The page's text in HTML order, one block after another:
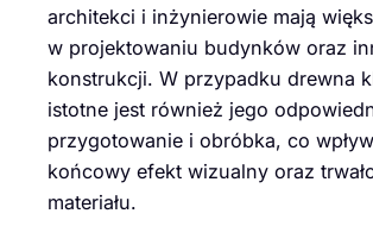
architekci i inżynierowie mają
w projektowaniu budynków oraz
konstrukcji. W przypadku drewna
istotne jest również jego
przygotowanie i obróbka, co
końcowy efekt wizualny oraz
materiału.